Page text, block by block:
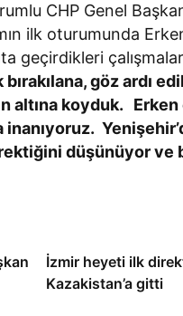
CHP Genel
ilk oturumunda
geçirdikleri
göz ardı
altına koyduk.
düşünüyor
İzmir heyeti ilk
Kazakistan’a gitti